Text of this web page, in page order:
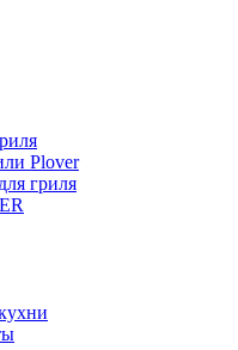
Plover
гриля